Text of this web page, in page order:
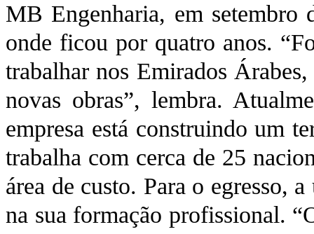
MB Engenharia, em setembro
onde ficou por quatro anos.
trabalhar nos Emirados
novas obras”, lembra.
empresa está construindo um
trabalha com cerca de 25
área de custo. Para o egresso,
na sua formação profissional.